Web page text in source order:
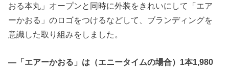
おる本丸」オープンと同時に外装をきれいにして「エア
ーかおる」のロゴをつけるなどして、ブランディングを
意識した取り組みをしました。
―「エアーかおる」は（エニータイムの場合）1本1,980